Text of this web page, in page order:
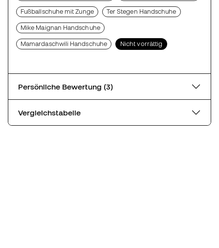
Fußballschuhe mit Zunge Ter Stegen Handschuhe
Mike Maignan Handschuhe
Mamardaschwili Handschuhe Nicht vorrättig
Persönliche Bewertung (3)
Vergleichstabelle